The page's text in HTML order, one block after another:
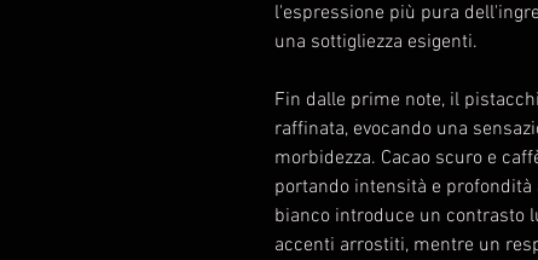
l'espressione più pura
una sottigliezza esigenti.
Fin dalle prime note, il
raffinata, evocando una
morbidezza. Cacao scuro e
portando intensità e
bianco introduce un contrasto
accenti arrostiti, mentre un